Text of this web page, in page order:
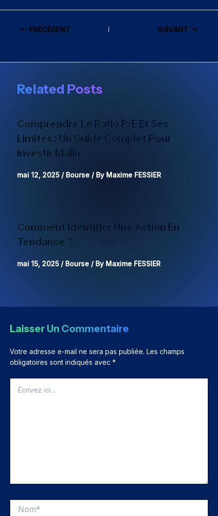
PRÉCÉDENT SUIVANT
Related Posts
Comprendre Le Ratio P/E Et Ses
Limites : Un Guide Complet Pour
Investir Malin
mai 12, 2025 / Bourse / By Maxime FESSIER
Comment Identifier Une Action En
Tendance ?
mai 15, 2025 / Bourse / By Maxime FESSIER
Laisser Un Commentaire
Votre adresse e-mail ne sera pas publiée. Les champs
obligatoires sont indiqués avec *
ici…